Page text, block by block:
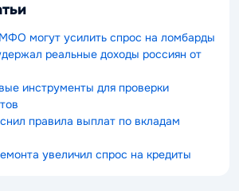
могут усилить спрос на ломбарды
реальные доходы россиян от
инструменты для проверки
правила выплат по вкладам
увеличил спрос на кредиты